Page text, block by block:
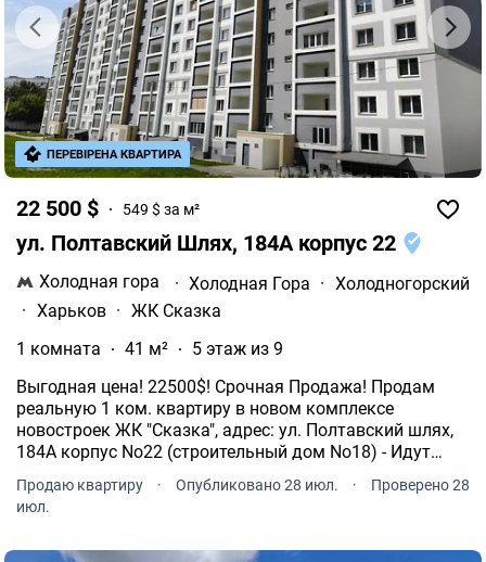
22 500 $ 549 $ за м²
ул. Полтавский Шлях, 184А корпус 22
Холодная гора · Холодная Гора · Холодногорский
· Харьков · ЖК Сказка
1 комната
41 м²
5 этаж из 9
Выгодная цена! 22500$! Срочная Продажа! Продам
реальную 1 ком. квартиру в новом комплексе
новостроек ЖК "Сказка", адрес: ул. Полтавский шлях,
184А корпус No22 (строительный дом No18) - Идут
ремонты, Дом Заселяется. Самый надежный
Застройщик г. Харькова Жилстрой-1.
Продаю квартиру · Опубликовано 28 июл. ·
Проверено 28
июл.
ПЕРЕВІРЕНА КВАРТИРА